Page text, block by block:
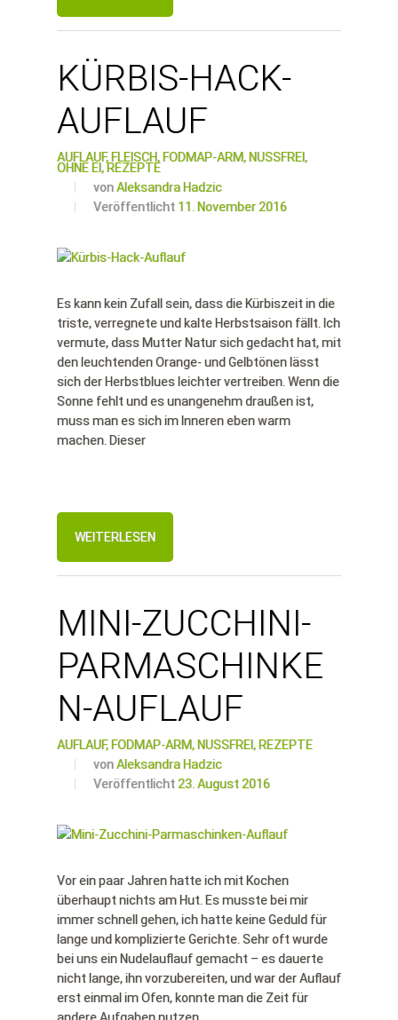
KÜRBIS-HACK-
AUFLAUF
AUFLAUF, FLEISCH, FODMAP-ARM, NUSSFREI,
OHNE EI,REZEPTE
vonAleksandra Hadzic
Veröffentlicht 11. November 2016
Es kann kein Zufall sein, dass die Kürbiszeit in die
triste, verregnete und kalte Herbstsaison fällt. Ich
vermute, dass Mutter Natur sich gedacht hat, mit
den leuchtenden Orange- und Gelbtönen lässt
sich der Herbstblues leichter vertreiben. Wenn die
Sonne fehlt und es unangenehm draußen ist,
muss man es sich im Inneren eben warm
machen. Dieser
WEITERLESEN
MINI-ZUCCHINI-
PARMASCHINKE
N-AUFLAUF
AUFLAUF, FODMAP-ARM, NUSSFREI, REZEPTE
vonAleksandra Hadzic
Veröffentlicht 23. August 2016
Vor ein paar Jahren hatte ich mit Kochen
überhaupt nichts am Hut. Es musste bei mir
immer schnell gehen, ich hatte keine Geduld für
lange und komplizierte Gerichte. Sehr oft wurde
bei uns ein Nudelauflauf gemacht – es dauerte
nicht lange, ihn vorzubereiten, und war der Auflauf
erst einmal im Ofen, konnte man die Zeit für
andere Aufgaben nutzen.